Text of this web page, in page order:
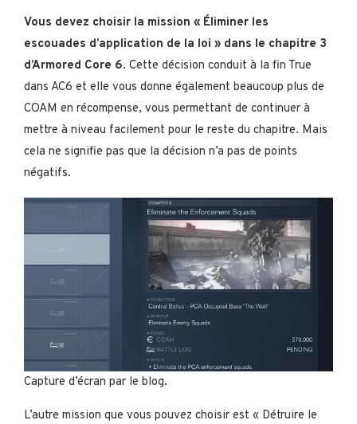
Vous devez choisir la mission « Éliminer les
escouades d’application de la loi » dans le chapitre 3
d’Armored Core 6. Cette décision conduit à la fin True
dans AC6 et elle vous donne également beaucoup plus de
COAM en récompense, vous permettant de continuer à
mettre à niveau facilement pour le reste du chapitre. Mais
cela ne signifie pas que la décision n’a pas de points
négatifs.
Capture d’écran par le blog.
L’autre mission que vous pouvez choisir est « Détruire le